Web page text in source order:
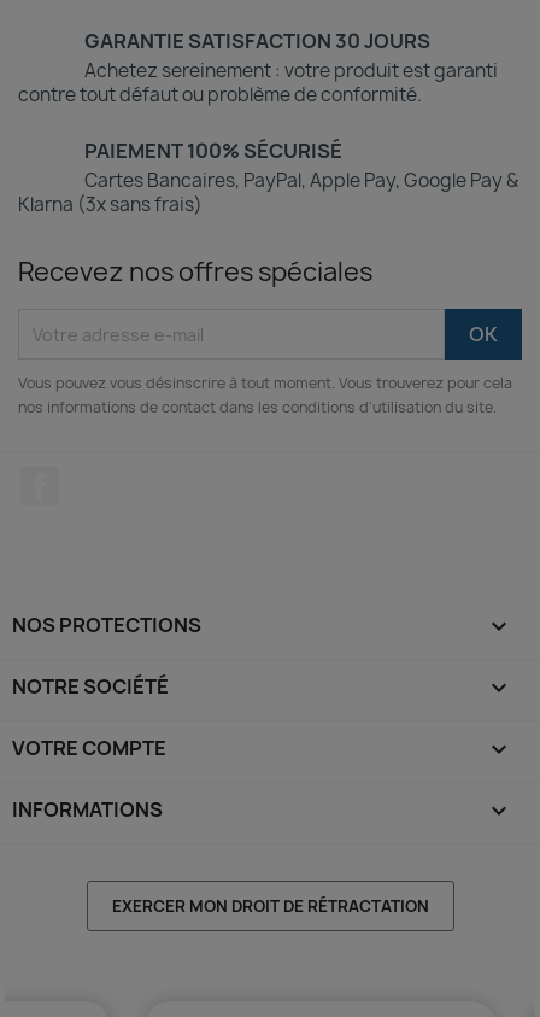
GARANTIE SATISFACTION 30 JOURS
Achetez sereinement : votre produit est garanti
contre tout défaut ou problème de conformité.
PAIEMENT 100% SÉCURISÉ
Cartes Bancaires, PayPal, Apple Pay, Google Pay &
Klarna (3x sans frais)
Recevez nos offres spéciales
Vous pouvez vous désinscrire à tout moment. Vous trouverez pour cela
nos informations de contact dans les conditions d'utilisation du site.
NOS PROTECTIONS 
NOTRE SOCIÉTÉ 
VOTRE COMPTE 
INFORMATIONS keyboard_arrow_down
EXERCER MON DROIT DE RÉTRACTATION